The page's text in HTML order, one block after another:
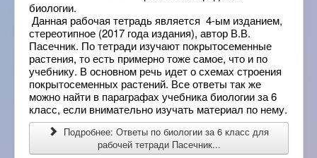
биологии.
Данная рабочая тетрадь является 4-ым изданием,
стереотипное (2017 года издания), автор В.В.
Пасечник. По тетради изучают покрытосеменные
растения, то есть примерно тоже самое, что и по
учебнику. В основном речь идет о схемах строения
покрытосеменных растений. Все ответы так же
можно найти в параграфах учебника биологии за 6
класс, если внимательно изучать материал по нему.
Подробнее: Ответы по биологии за 6 класс для
рабочей тетради Пасечник...